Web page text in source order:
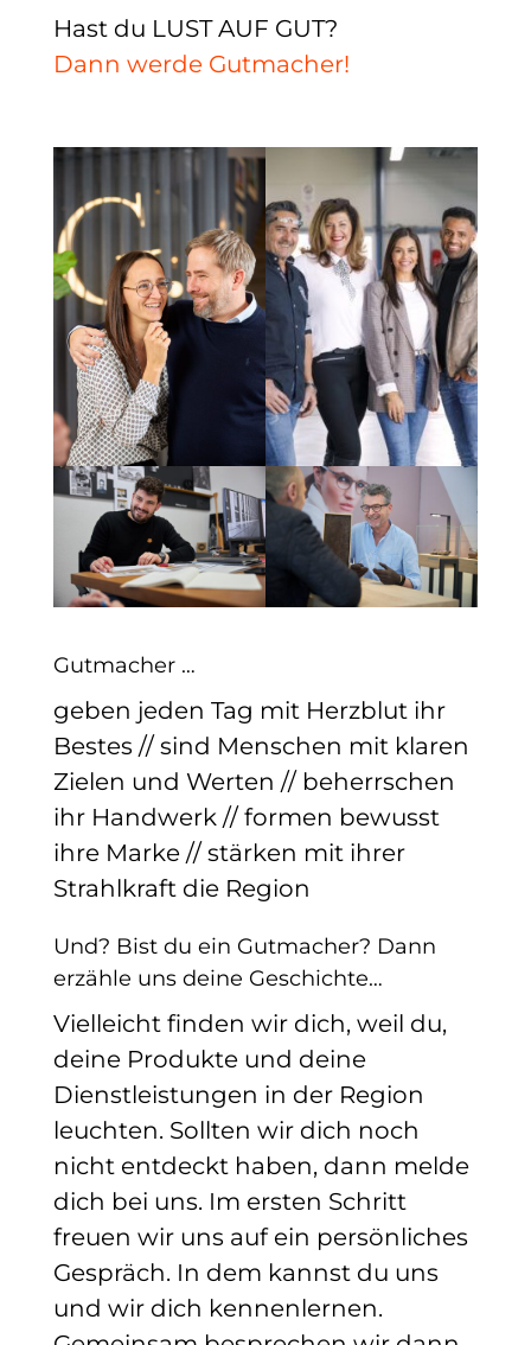
Hast du LUST AUF GUT?
Dann werde Gutmacher!
Gutmacher …
geben jeden Tag mit Herzblut ihr
Bestes // sind Menschen mit klaren
Zielen und Werten // beherrschen
ihr Handwerk // formen bewusst
ihre Marke // stärken mit ihrer
Strahlkraft die Region
Und? Bist du ein Gutmacher? Dann
erzähle uns deine Geschichte…
Vielleicht finden wir dich, weil du,
deine Produkte und deine
Dienstleistungen in der Region
leuchten. Sollten wir dich noch
nicht entdeckt haben, dann melde
dich bei uns. Im ersten Schritt
freuen wir uns auf ein persönliches
Gespräch. In dem kannst du uns
und wir dich kennenlernen.